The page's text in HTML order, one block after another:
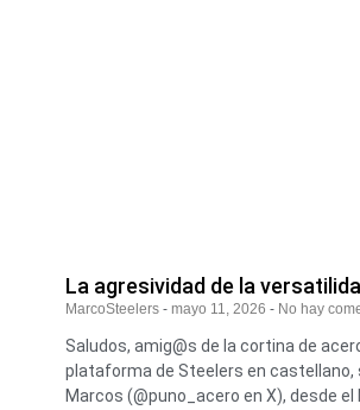
La agresividad de la
MarcoSteelers mayo 11, 2026 No hay
Saludos, amig@s de la cortina de
plataforma de Steelers en castellano,
Marcos (@puno_acero en X), desde el